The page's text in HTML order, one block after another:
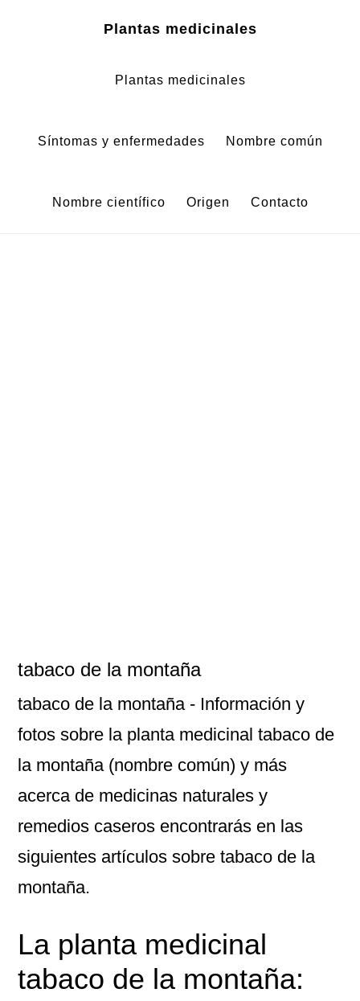
Plantas medicinales
Plantas medicinales
Síntomas y enfermedades Nombre común
Nombre científico Origen Contacto
tabaco de la montaña
tabaco de la montaña- Información y
fotos sobre la planta medicinal tabaco de
la montaña (nombre común) y más
acerca de medicinas naturales y
remedios caseros encontrarás en las
siguientes artículos sobre tabaco de la
montaña.
La planta medicinal
tabaco de la montaña: